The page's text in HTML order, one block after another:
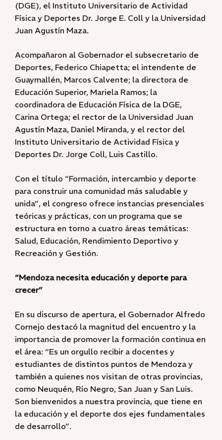
(DGE), el Instituto Universitario de Actividad
Física y Deportes Dr. Jorge E. Coll y la Universidad
Juan Agustín Maza.
Acompañaron al Gobernador el subsecretario de
Deportes, Federico Chiapetta; el intendente de
Guaymallén, Marcos Calvente; la directora de
Educación Superior, Mariela Ramos; la
coordinadora de Educación Física de la DGE,
Carina Ortega; el rector de la Universidad Juan
Agustín Maza, Daniel Miranda, y el rector del
Instituto Universitario de Actividad Física y
Deportes Dr. Jorge Coll, Luis Castillo.
Con el título “Formación, intercambio y deporte
para construir una comunidad más saludable y
unida”, el congreso ofrece instancias presenciales
teóricas y prácticas, con un programa que se
estructura en torno a cuatro áreas temáticas:
Salud, Educación, Rendimiento Deportivo y
Recreación y Gestión.
“Mendoza necesita educación y deporte para
crecer”
En su discurso de apertura, el Gobernador Alfredo
Cornejo destacó la magnitud del encuentro y la
importancia de promover la formación continua en
el área: “Es un orgullo recibir a docentes y
estudiantes de distintos puntos de Mendoza y
también a quienes nos visitan de otras provincias,
como Neuquén, Río Negro, San Juan y San Luis.
Son bienvenidos a nuestra provincia, que tiene en
la educación y el deporte dos ejes fundamentales
de desarrollo”.